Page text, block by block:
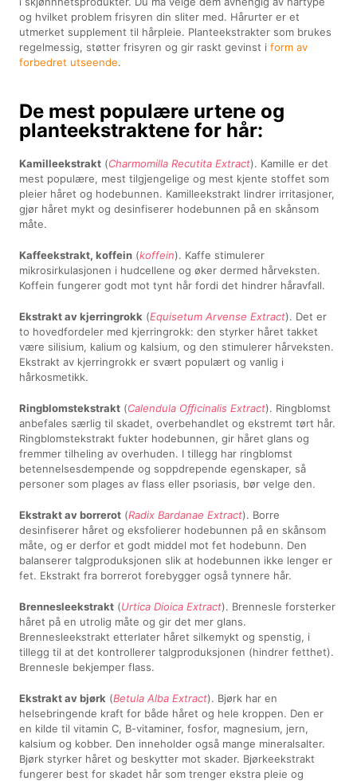
og hvilket problem frisyren din sliter med. Hårurter er et
utmerket supplement til hårpleie. Planteekstrakter som brukes
regelmessig, støtter frisyren og gir raskt gevinst iform av
forbedret utseende.
De mest populære urtene og
planteekstraktene for hår:
Kamilleekstrakt (Charmomilla Recutita Extract). Kamille er det
mest populære, mest tilgjengelige og mest kjente stoffet som
pleier håret og hodebunnen. Kamilleekstrakt lindrer irritasjoner,
gjør håret mykt og desinfiserer hodebunnen på en skånsom
måte.
Kaffeekstrakt, koffein (koffein). Kaffe stimulerer
mikrosirkulasjonen i hudcellene og øker dermed hårveksten.
Koffein fungerer godt mot tynt hår fordi det hindrer håravfall.
Ekstrakt av kjerringrokk (Equisetum Arvense Extract). Det er
to hovedfordeler med kjerringrokk: den styrker håret takket
være silisium, kalium og kalsium, og den stimulerer hårveksten.
Ekstrakt av kjerringrokk er svært populært og vanlig i
hårkosmetikk.
Ringblomstekstrakt (Calendula Oﬃcinalis Extract). Ringblomst
anbefales særlig til skadet, overbehandlet og ekstremt tørt hår.
Ringblomstekstrakt fukter hodebunnen, gir håret glans og
fremmer tilheling av overhuden. I tillegg har ringblomst
betennelsesdempende og soppdrepende egenskaper, så
personer som plages av flass eller psoriasis, bør velge den.
Ekstrakt av borrerot (Radix Bardanae Extract). Borre
desinfiserer håret og eksfolierer hodebunnen på en skånsom
måte, og er derfor et godt middel mot fet hodebunn. Den
balanserer talgproduksjonen slik at hodebunnen ikke lenger er
fet. Ekstrakt fra borrerot forebygger også tynnere hår.
Brennesleekstrakt (Urtica Dioica Extract). Brennesle forsterker
håret på en utrolig måte og gir det mer glans.
Brennesleekstrakt etterlater håret silkemykt og spenstig, i
tillegg til at det kontrollerer talgproduksjonen (hindrer fetthet).
Brennesle bekjemper flass.
Ekstrakt av bjørk (Betula Alba Extract). Bjørk har en
helsebringende kraft for både håret og hele kroppen. Den er
en kilde til vitamin C, B-vitaminer, fosfor, magnesium, jern,
kalsium og kobber. Den inneholder også mange mineralsalter.
Bjørk styrker håret og beskytter mot skader. Bjørkeekstrakt
fungerer best for skadet hår som trenger ekstra pleie og